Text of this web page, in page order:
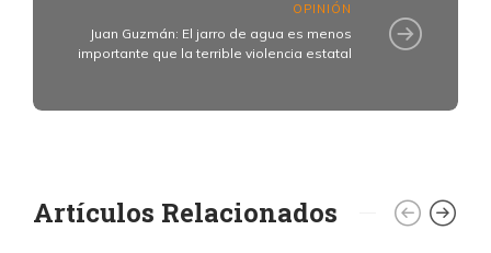
OPINIÓN
Juan Guzmán: El jarro de agua es menos
importante que la terrible violencia estatal
Artículos Relacionados